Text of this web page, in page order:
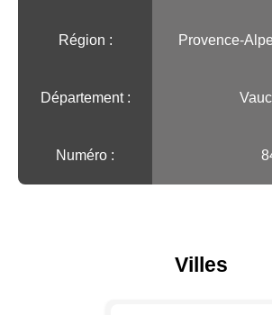
Région :️ Provence-
Département :
Numéro :
Villes